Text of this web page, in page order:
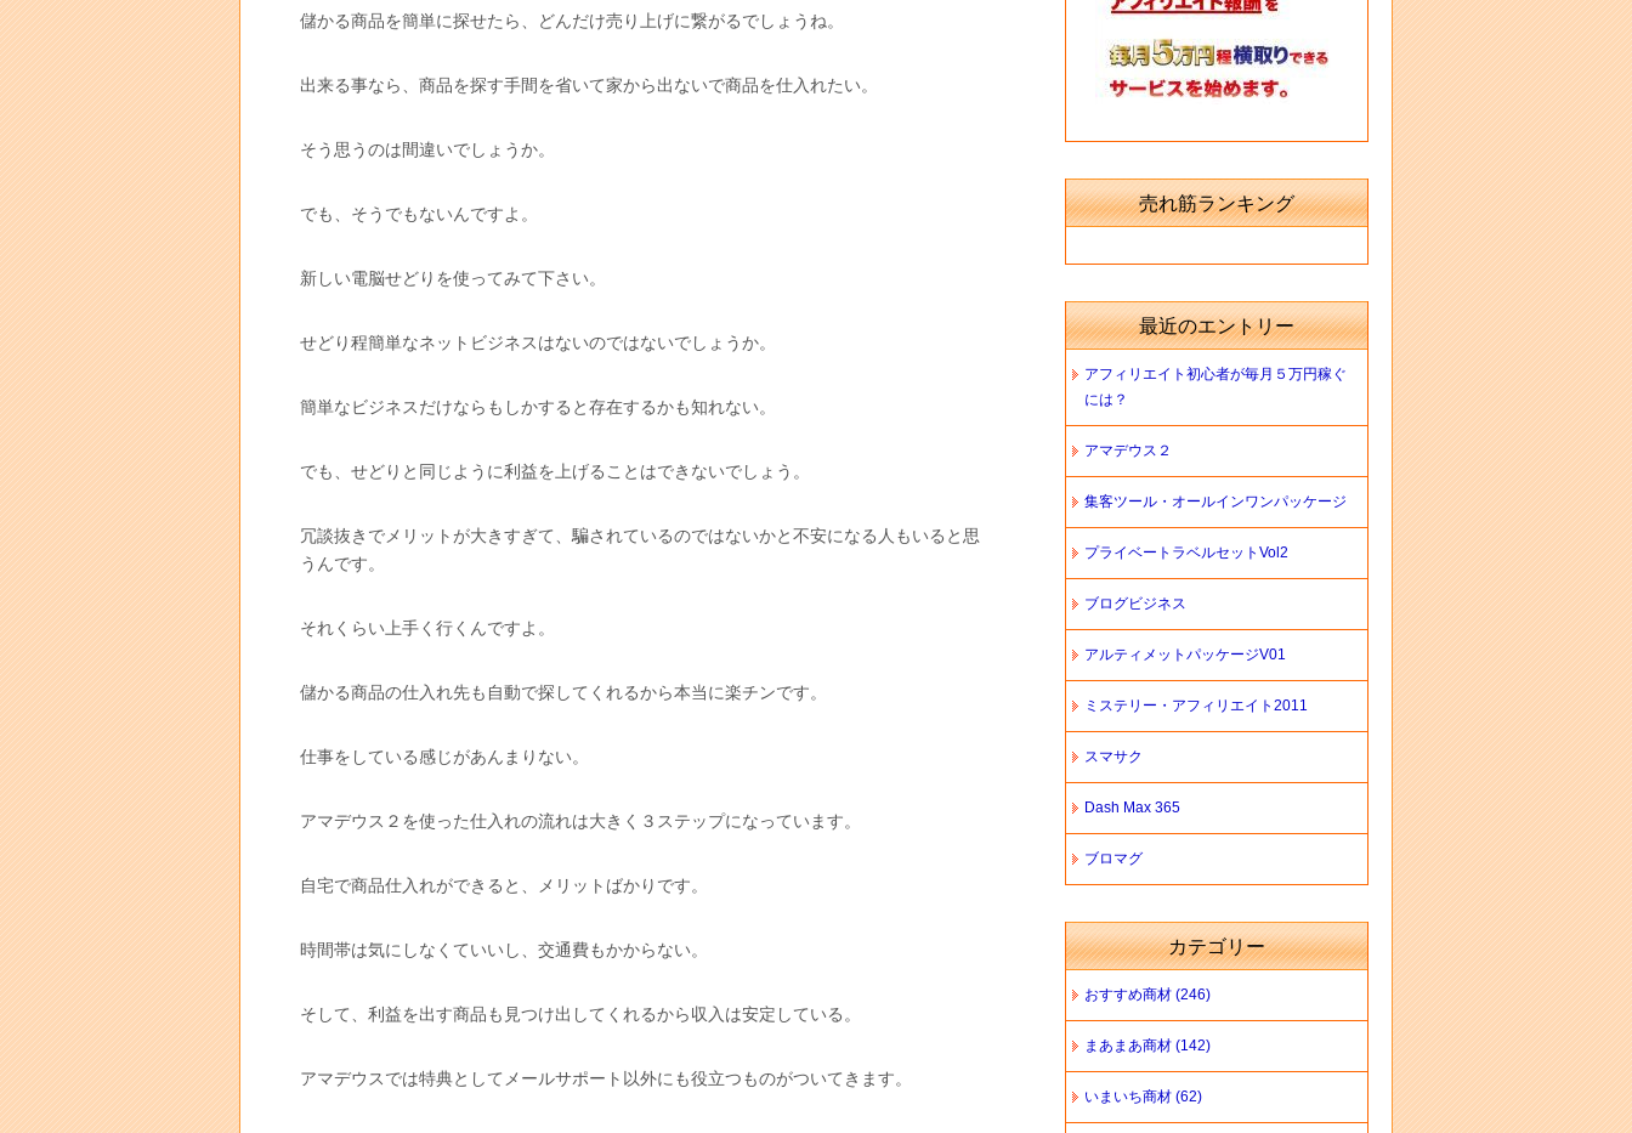
儲かる商品を簡単に探せたら、どんだけ売り上げに繋がるでしょうね。
出来る事なら、商品を探す手間を省いて家から出ないで商品を仕入れたい。
そう思うのは間違いでしょうか。
でも、そうでもないんですよ。
新しい電脳せどりを使ってみて下さい。
せどり程簡単なネットビジネスはないのではないでしょうか。
簡単なビジネスだけならもしかすると存在するかも知れない。
でも、せどりと同じように利益を上げることはできないでしょう。
冗談抜きでメリットが大きすぎて、騙されているのではないかと不安になる人もいると思
うんです。
それくらい上手く行くんですよ。
儲かる商品の仕入れ先も自動で探してくれるから本当に楽チンです。
仕事をしている感じがあんまりない。
アマデウス２を使った仕入れの流れは大きく３ステップになっています。
自宅で商品仕入れができると、メリットばかりです。
時間帯は気にしなくていいし、交通費もかからない。
そして、利益を出す商品も見つけ出してくれるから収入は安定している。
アマデウスでは特典としてメールサポート以外にも役立つものがついてきます。
売れ筋ランキング
最近のエントリー
アフィリエイト初心者が毎月５万円稼ぐ
には？
アマデウス２
集客ツール・オールインワンパッケージ
プライベートラベルセットVol2
ブログビジネス
アルティメットパッケージV01
ミステリー・アフィリエイト2011
スマサク
Dash Max 365
ブロマグ
カテゴリー
おすすめ商材 (246)
まあまあ商材 (142)
いまいち商材 (62)